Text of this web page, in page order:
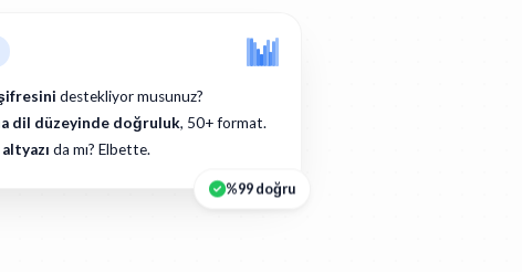
destekliyor musunuz?
dil düzeyinde doğruluk, 50+ format.
da mı? Elbette.
%99 doğru